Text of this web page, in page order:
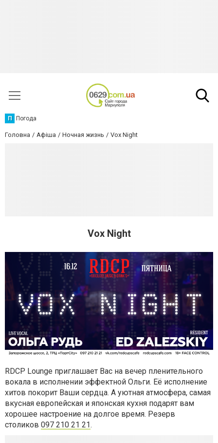
П Погода
Головна Афіша Ночная жизнь Vox Night
Vox Night
RDCP Lounge приглашает Вас на вечер пленительного
вокала в исполнении эффектной Ольги. Её исполнение
хитов покорит Ваши сердца. А уютная атмосфера, самая
вкусная европейская и японская кухня подарят вам
хорошее настроение на долгое время. Резерв
столиков 097 210 21 21.